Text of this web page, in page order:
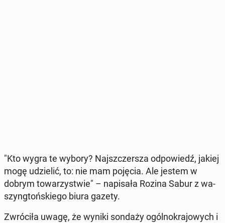
"Kto wygra te wybory? Naj­szczer­sza od­po­wiedź, jakiej
mogę udzie­lić, to: nie mam pojęcia. Ale jestem w
dobrym to­wa­rzy­stwie" – na­pi­sa­ła Rozina Sabur z wa­
szyng­toń­skie­go biura gazety.
Zwró­ci­ła uwagę, że wyniki sondaży ogól­no­kra­jo­wych i